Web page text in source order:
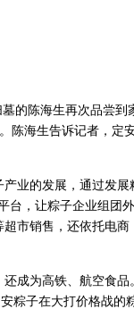
的陈海生再次品尝到
陈海生告诉记者，定
的发展，通过发展
台，让粽子企业组团
市销售，还依托电
为高铁、航空食品
粽子在大打价格战的